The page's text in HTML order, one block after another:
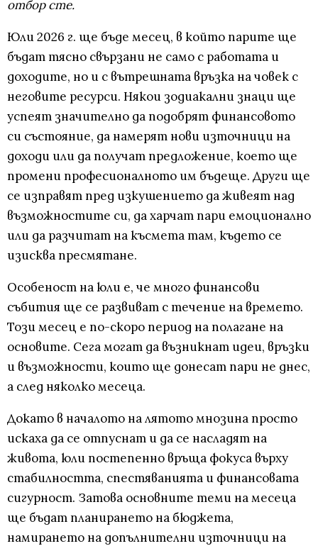
отбор сте.
Юли 2026 г. ще бъде месец, в който парите ще
бъдат тясно свързани не само с работата и
доходите, но и с вътрешната връзка на човек с
неговите ресурси. Някои зодиакални знаци ще
успеят значително да подобрят финансовото
си състояние, да намерят нови източници на
доходи или да получат предложение, което ще
промени професионалното им бъдеще. Други ще
се изправят пред изкушението да живеят над
възможностите си, да харчат пари емоционално
или да разчитат на късмета там, където се
изисква пресмятане.
Особеност на юли е, че много финансови
събития ще се развиват с течение на времето.
Този месец е по-скоро период на полагане на
основите. Сега могат да възникнат идеи, връзки
и възможности, които ще донесат пари не днес,
а след няколко месеца.
Докато в началото на лятото мнозина просто
искаха да се отпуснат и да се насладят на
живота, юли постепенно връща фокуса върху
стабилността, спестяванията и финансовата
сигурност. Затова основните теми на месеца
ще бъдат планирането на бюджета,
намирането на допълнителни източници на